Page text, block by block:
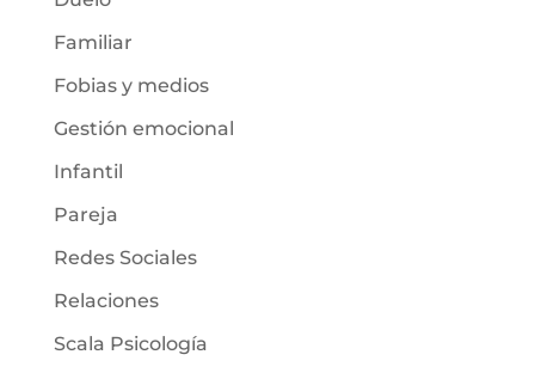
Familiar
Fobias y medios
Gestión emocional
Infantil
Pareja
Redes Sociales
Relaciones
Scala Psicología